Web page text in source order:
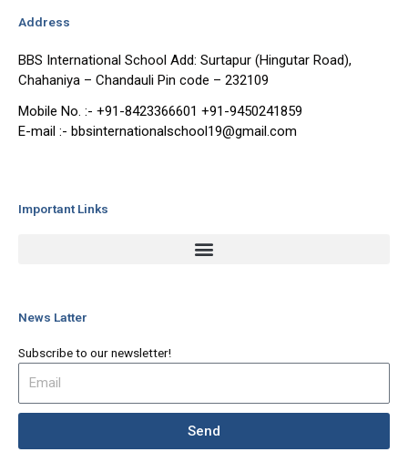
Address
BBS International School Add: Surtapur (Hingutar Road),
Chahaniya – Chandauli Pin code – 232109
Mobile No. :- +91-8423366601 +91-9450241859
E-mail :- bbsinternationalschool19@gmail.com
Important Links
News Latter
Subscribe to our newsletter!
Send